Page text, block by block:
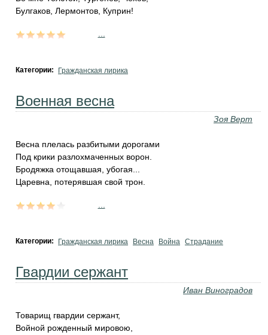
Булгаков, Лермонтов, Куприн!
Категории: Гражданская лирика
Военная весна
Зоя Верт
Весна плелась разбитыми дорогами
Под крики разлохмаченных ворон.
Бродяжка отощавшая, убогая...
Царевна, потерявшая свой трон.
Категории: Гражданская лирика Весна Война Страдание
Гвардии сержант
Иван Виноградов
Товарищ гвардии сержант,
Войной рожденный мировою,